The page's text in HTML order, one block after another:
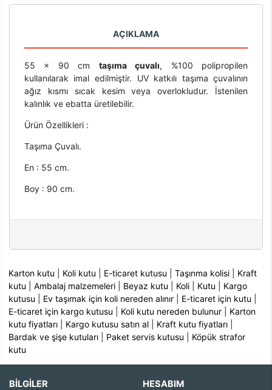
AÇIKLAMA
55 x 90 cm taşıma çuvalı, %100 polipropilen
kullanılarak imal edilmiştir. UV katkılı taşıma çuvalının
ağız kısmı sıcak kesim veya overlokludur. İstenilen
kalınlık ve ebatta üretilebilir.
Ürün Özellikleri :
Taşıma Çuvalı.
En : 55 cm.
Boy : 90 cm.
Karton kutu Koli kutu E-ticaret kutusu |Taşınma kolisi
Kraft
kutu |Ambalaj malzemeleri Beyaz kutu Koli Kutu
Kargo
kutusu
Ev taşımak için koli nereden alınır E-ticaret için kutu
E-ticaret için kargo kutusu
Koli kutu nereden bulunur
Karton
kutu fiyatları
Kargo kutusu satın al Kraft kutu fiyatları
Bardak ve şişe kutuları
Paket servis kutusu
Köpük strafor
kutu
BİLGİLER HESABIM